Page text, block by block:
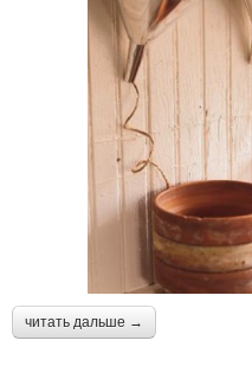
читать дальше →